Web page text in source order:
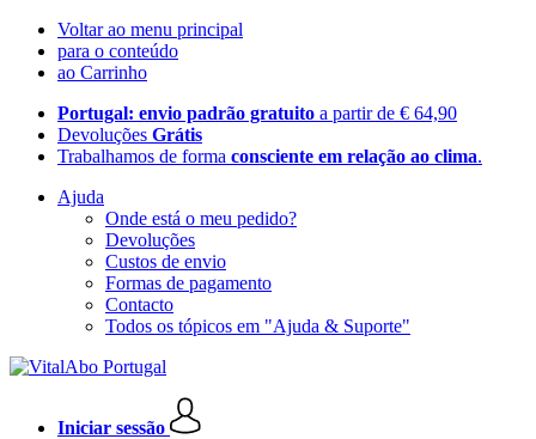
Voltar ao menu principal
para o conteúdo
ao Carrinho
Portugal: envio padrão gratuito a partir de € 64,90
Devoluções Grátis
Trabalhamos de forma consciente em relação ao clima.
Ajuda
Onde está o meu pedido?
Devoluções
Custos de envio
Formas de pagamento
Contacto
Todos os tópicos em "Ajuda & Suporte"
Iniciar sessão